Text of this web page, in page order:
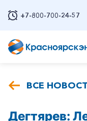
+7-800-700-24-57
ВСЕ
Дегтярев: